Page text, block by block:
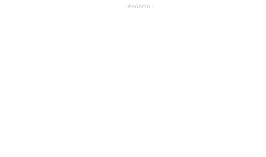
- Anúncio -